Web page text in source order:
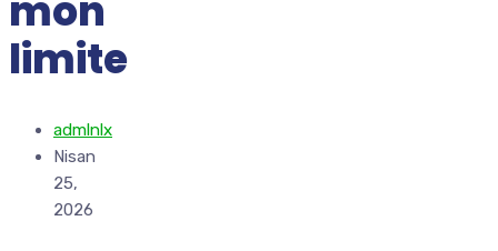
mon
limite
admlnlx
Nisan
25,
2026